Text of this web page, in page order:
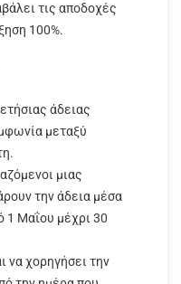
τις αποδοχές
100%.
άδειας
μεταξύ
μιας
την άδεια μέσα
1 Μαΐου μέχρι 30
να χορηγήσει την